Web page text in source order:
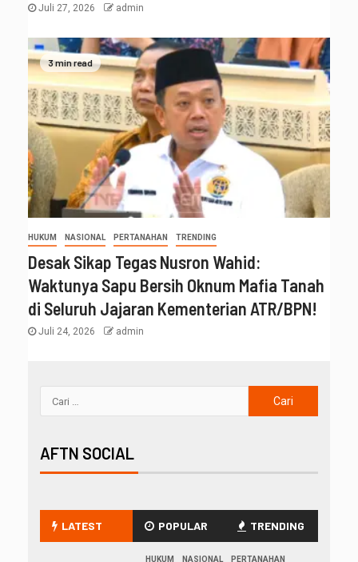
Juli 27, 2026 admin
3 min read
HUKUM NASIONAL PERTANAHAN TRENDING
Desak Sikap Tegas Nusron Wahid:
Waktunya Sapu Bersih Oknum Mafia Tanah
di Seluruh Jajaran Kementerian ATR/BPN!
Juli 24, 2026 admin
AFTN SOCIAL
LATEST POPULAR TRENDING
HUKUM NASIONAL PERTANAHAN